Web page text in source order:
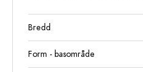
Bredd
Form - basområde